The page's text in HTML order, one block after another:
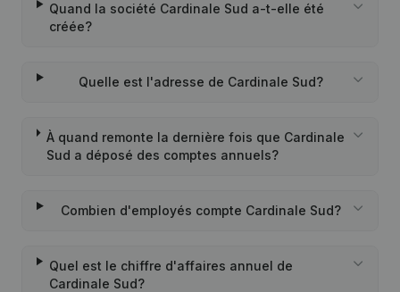
Quand la société Cardinale Sud a-t-elle été
créée?
Quelle est l'adresse de Cardinale Sud?
À quand remonte la dernière fois que Cardinale
Sud a déposé des comptes annuels?
Combien d'employés compte Cardinale Sud?
Quel est le chiffre d'affaires annuel de
Cardinale Sud?